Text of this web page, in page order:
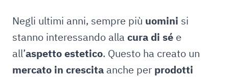
Negli ultimi anni, sempre più uomini si
stanno interessando alla cura di sé e
all’aspetto estetico. Questo ha creato un
mercato in crescita anche per prodotti